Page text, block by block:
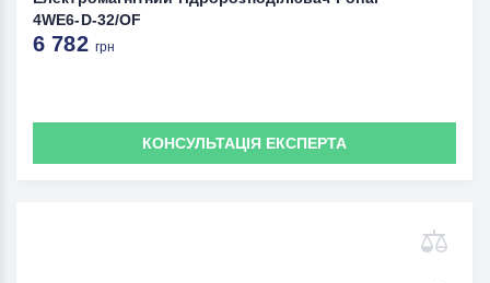
4WE6-D-32/OF
6 782 грн
КОНСУЛЬТАЦІЯ ЕКСПЕРТА